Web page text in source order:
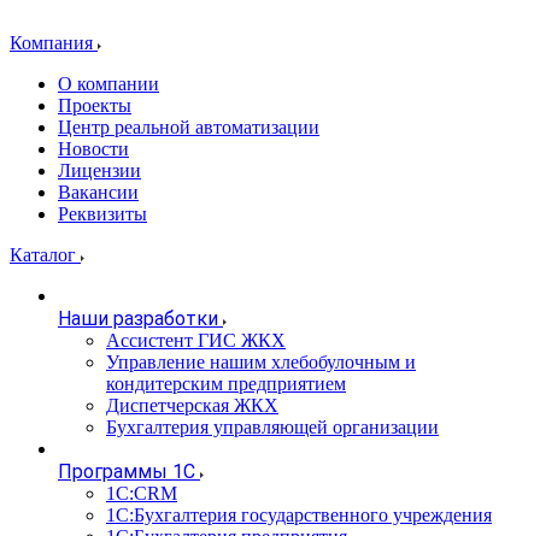
Компания
О компании
Проекты
Центр реальной автоматизации
Новости
Лицензии
Вакансии
Реквизиты
Каталог
Наши разработки
Ассистент ГИС ЖКХ
Управление нашим хлебобулочным и
кондитерским предприятием
Диспетчерская ЖКХ
Бухгалтерия управляющей организации
Программы 1С
1С:CRM
1С:Бухгалтерия государственного учреждения